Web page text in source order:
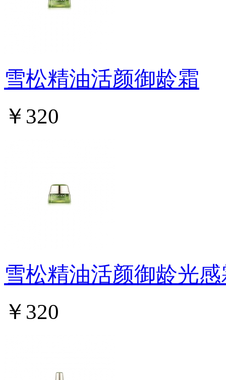
雪松精油活颜御龄霜
￥320
雪松精油活颜御龄光感
￥320